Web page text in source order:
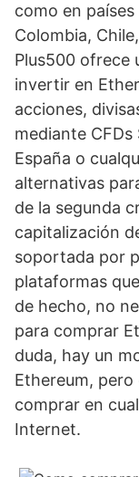
como en
Colombia,
Plus500 ofrece
invertir en
acciones,
mediante CFDs
España o
alternativas
de la segunda
capitalización
soportada por
plataformas
de hecho, no
para comprar
duda, hay un
Ethereum,
comprar en
Internet.